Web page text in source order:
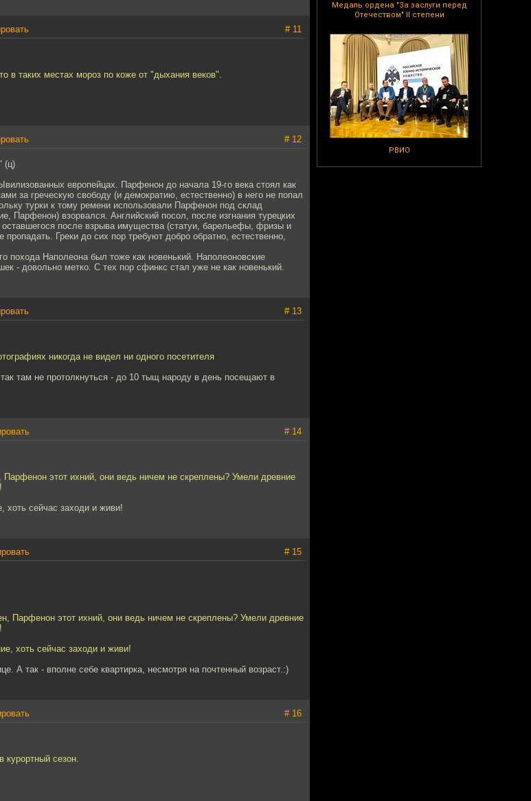
Медаль ордена "За заслуги перед
Отечеством" II степени
РВИО
# 11
в таких местах мороз по коже от "дыхания веков".
# 12
(ц)
европейцах. Парфенон до начала 19-го века стоял как
за греческую свободу (и демократию, естественно) в него не попал
турки к тому ремени использовали Парфенон под склад
Парфенон) взорвался. Английский посол, после изгнания турецких
оставшегося после взрыва имущества (статуи, барельефы, фризы и
Греки до сих пор требуют добро обратно, естественно,
похода Наполеона был тоже как новенький. Наполеоновские
- довольно метко. С тех пор сфинкс стал уже не как новенький.
# 13
никогда не видел ни одного посетителя
там не протолкнуться - до 10 тыщ народу в день посещают в
# 14
этот ихний, они ведь ничем не скреплены? Умели древние
хоть сейчас заходи и живи!
# 15
Парфенон этот ихний, они ведь ничем не скреплены? Умели древние
хоть сейчас заходи и живи!
А так - вполне себе квартирка, несмотря на почтенный возраст.:)
# 16
сезон.